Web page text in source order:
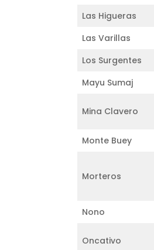
Las Higueras
Las Varillas
Los Surgentes
Mayu Sumaj
Mina Clavero
Monte Buey
Morteros
Nono
Oncativo